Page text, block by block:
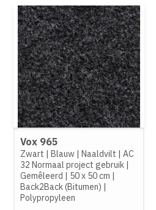
Vox 965
Zwart | Blauw| Naaldvilt | AC
32 Normaal project gebruik|
Gemêleerd | 50 x 50 cm |
Back2Back (Bitumen) |
Polypropyleen